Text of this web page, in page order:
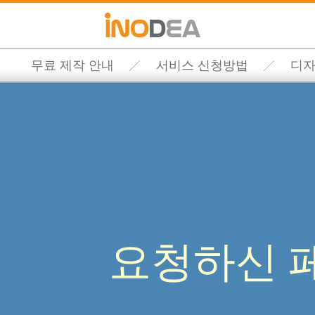
무료 제작 안내 서비스 신청방법 디
요청하신